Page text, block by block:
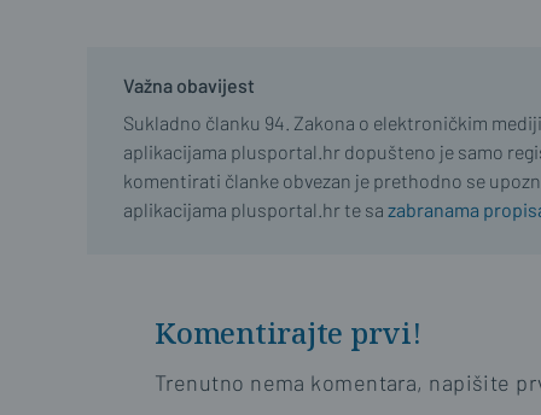
Važna obavijest
Sukladno članku 94. Zakona o elektroničkim
aplikacijama plusportal.hr dopušteno je samo
komentirati članke obvezan je prethodno se
aplikacijama plusportal.hr te sa zabranama
Komentirajte prvi!
Trenutno nema komentara, napišite